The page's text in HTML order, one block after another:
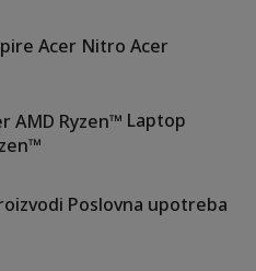
Acer Nitro Acer
Laptop
Poslovna upotreba